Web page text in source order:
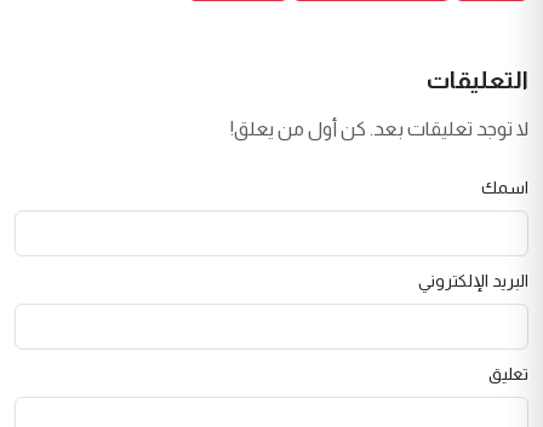
التعليقات
لا توجد تعليقات بعد. كن أول من يعلق!
اسمك
البريد الإلكتروني
تعليق